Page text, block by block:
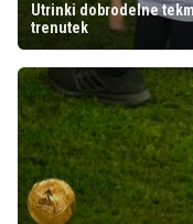
Utrinki dobrodelne
trenutek